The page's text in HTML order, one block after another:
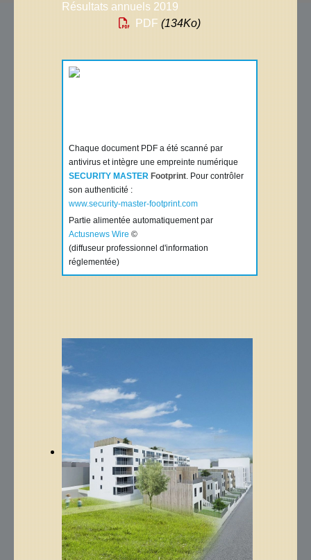
Résultats annuels 2019
PDF (134Ko)
Chaque document PDF a été scanné par
antivirus et intègre une empreinte numérique
SECURITY MASTER Footprint. Pour contrôler
son authenticité :
www.security-master-footprint.com
Partie alimentée automatiquement par
Actusnews Wire ©
(diffuseur professionnel d'information
réglementée)